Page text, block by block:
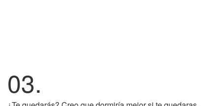
03.